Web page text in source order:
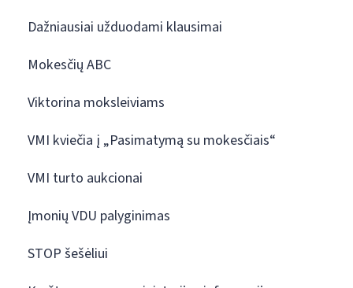
Dažniausiai užduodami klausimai
Mokesčių ABC
Viktorina moksleiviams
VMI kviečia į „Pasimatymą su mokesčiais“
VMI turto aukcionai
Įmonių VDU palyginimas
STOP šešėliui